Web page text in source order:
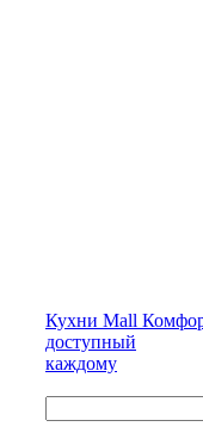
Кухни Mall
доступный
каждому